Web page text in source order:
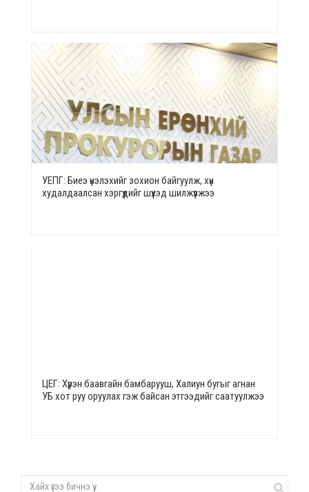
УЕПГ: Биеэ үнэлэхийг зохион байгуулж, хүн
худалдаалсан хэргүүдийг шүүхэд шилжүүлжээ
ЦЕГ: Хүрэн баавгайн бамбарууш, Халиун бугыг агнан
УБ хот руу оруулах гэж байсан этгээдийг саатуулжээ